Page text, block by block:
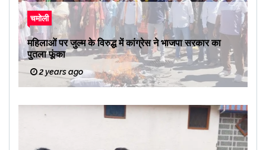
चमोली
महिलाओं पर जुल्म के विरुद्ध में कांग्रेस ने भाजपा सरकार का
पुतला फूंका
2 years ago